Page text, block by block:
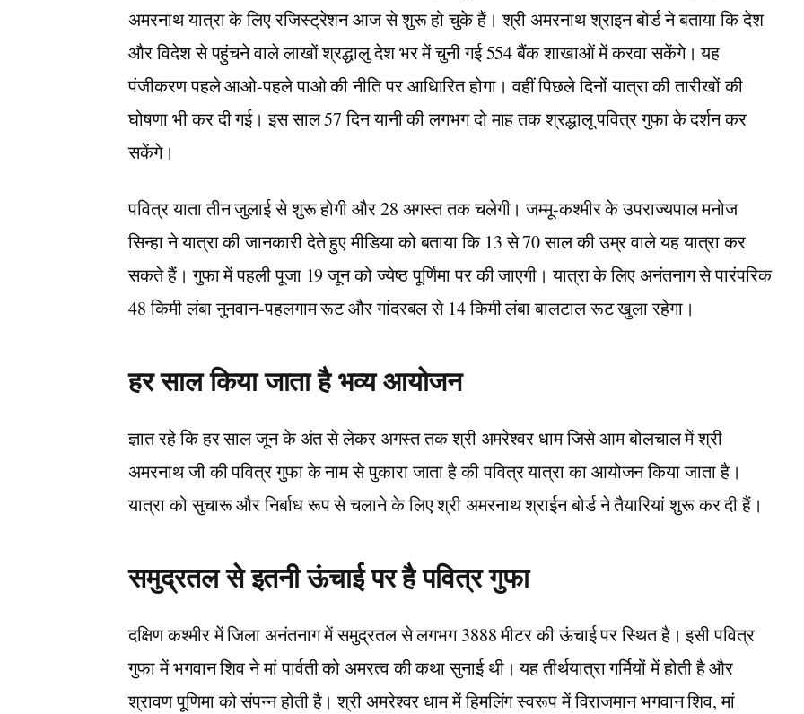
अमरनाथ यात्रा के लिए रजिस्ट्रेशन आज से शुरू हो चुके हैं। श्री अमरनाथ श्राइन बोर्ड ने बताया कि देश
और विदेश से पहुंचने वाले लाखों श्रद्धालु देश भर में चुनी गई 554 बैंक शाखाओं में करवा सकेंगे। यह
पंजीकरण पहले आओ-पहले पाओ की नीति पर आधिारित होगा। वहीं पिछले दिनों यात्रा की तारीखों की
घोषणा भी कर दी गई। इस साल 57 दिन यानी की लगभग दो माह तक श्रद्धालू पवित्र गुफा के दर्शन कर
सकेंगे।
पवित्र याता तीन जुलाई से शुरू होगी और 28 अगस्त तक चलेगी। जम्मू-कश्मीर के उपराज्यपाल मनोज
सिन्हा ने यात्रा की जानकारी देते हुए मीडिया को बताया कि 13 से 70 साल की उम्र वाले यह यात्रा कर
सकते हैं। गुफा में पहली पूजा 19 जून को ज्येष्ठ पूर्णिमा पर की जाएगी। यात्रा के लिए अनंतनाग से पारंपरिक
48 किमी लंबा नुनवान-पहलगाम रूट और गांदरबल से 14 किमी लंबा बालटाल रूट खुला रहेगा।
हर साल किया जाता है भव्य आयोजन
ज्ञात रहे कि हर साल जून के अंत से लेकर अगस्त तक श्री अमरेश्वर धाम जिसे आम बोलचाल में श्री
अमरनाथ जी की पवित्र गुफा के नाम से पुकारा जाता है की पवित्र यात्रा का आयोजन किया जाता है।
यात्रा को सुचारू और निर्बाध रूप से चलाने के लिए श्री अमरनाथ श्राईन बोर्ड ने तैयारियां शुरू कर दी हैं।
समुद्रतल से इतनी ऊंचाई पर है पवित्र गुफा
दक्षिण कश्मीर में जिला अनंतनाग में समुद्रतल से लगभग 3888 मीटर की ऊंचाई पर स्थित है। इसी पवित्र
गुफा में भगवान शिव ने मां पार्वती को अमरत्व की कथा सुनाई थी। यह तीर्थयात्रा गर्मियों में होती है और
श्रावण पूणिमा को संपन्न होती है। श्री अमरेश्वर धाम में हिमलिंग स्वरूप में विराजमान भगवान शिव, मां